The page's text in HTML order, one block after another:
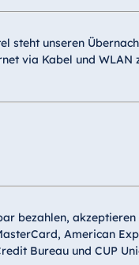
steht unseren
via Kabel und WLAN
bezahlen,
American
Bureau und CUP